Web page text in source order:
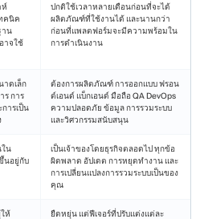
ห์
คนิค
าน
าจใช้
ปกติใช้เวลาหลายเดือนก่อนที่จะได้
ผลิตภัณฑ์ที่ใช้งานได้ และนานกว่า
ก่อนที่แพลตฟอร์มจะมีความพร้อมใน
การดำเนินงาน
าดเล็ก
ร การ
ารเป็น
ต้องการผลิตภัณฑ์ การออกแบบ ฟรอน
ต์เอนด์ แบ็กเอนด์ มือถือ QA DevOps
ความปลอดภัย ข้อมูล การรวมระบบ
และวิศวกรรมสนับสนุน
ใน
นอยู่กับ
เป็นเจ้าของโดยธุรกิจตลอดไป ทุกข้อ
ผิดพลาด อัปเดต การหยุดทำงาน และ
การเปลี่ยนแปลงการรวมระบบเป็นของ
คุณ
ห้
ยืดหยุ่น แต่ฟีเจอร์ที่ปรับแต่งแต่ละ